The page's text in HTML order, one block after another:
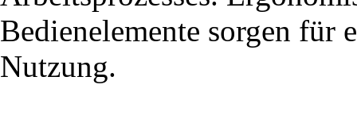
Bedienelemente sorgen für
Nutzung.